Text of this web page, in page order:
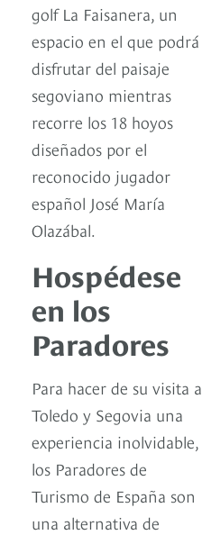
golf La Faisanera, un
espacio en el que podrá
disfrutar del paisaje
segoviano mientras
recorre los 18 hoyos
diseñados por el
reconocido jugador
español José María
Olazábal.
Hospédese
en los
Paradores
Para hacer de su visita a
Toledo y Segovia una
experiencia inolvidable,
los Paradores de
Turismo de España son
una alternativa de